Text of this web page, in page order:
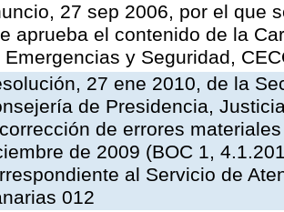
27 sep 2006, por el que
aprueba el contenido de la
Emergencias y Seguridad,
27 ene 2010, de la
de Presidencia,
de errores
de 2009 (BOC 1,
al Servicio de
012